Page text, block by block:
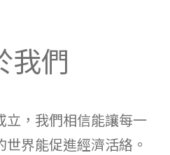
我們
，我們相信能讓每一
界能促進經濟活絡。